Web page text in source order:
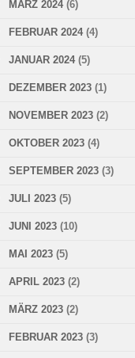
MÄRZ 2024 (6)
FEBRUAR 2024 (4)
JANUAR 2024 (5)
DEZEMBER 2023 (1)
NOVEMBER 2023 (2)
OKTOBER 2023 (4)
SEPTEMBER 2023 (3)
JULI 2023 (5)
JUNI 2023 (10)
MAI 2023 (5)
APRIL 2023 (2)
MÄRZ 2023 (2)
FEBRUAR 2023 (3)